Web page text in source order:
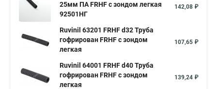
25мм ПА FRHF с зондом легкая
92501НГ
142,08 ₽
Ruvinil 63201 FRHF d32 Труба
гофрирован FRHF с зондом
легкая
107,65 ₽
Ruvinil 64001 FRHF d40 Труба
гофрирован FRHF с зондом
легкая
139,24 ₽